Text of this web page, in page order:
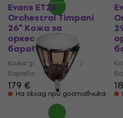
Evans ET26
Orchestral Timpani
26" Кожа за
оркестрови
барабани
Кожа за оркестрови
барабани
179 €
На склад при доставчика